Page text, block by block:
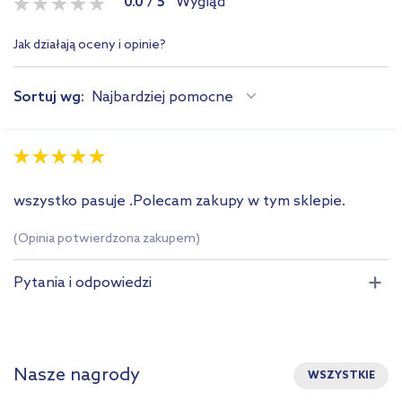
Jak działają oceny i opinie?
Sortuj wg: Najbardziej pomocne
wszystko pasuje .Polecam zakupy w tym sklepie.
(Opinia potwierdzona zakupem)
Pytania i odpowiedzi
Nasze nagrody WSZYSTKIE